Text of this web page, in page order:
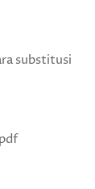
substitusi